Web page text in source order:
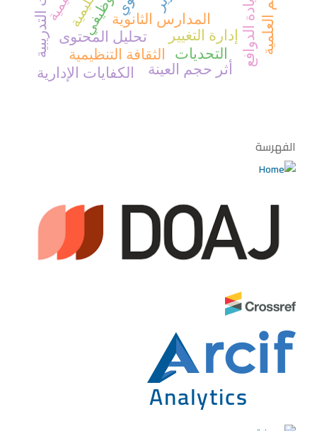
إدارة التغيير
المدارس الثانوية زيادة الدوافعالقيم العلمية تحليل المحتوى
الثقافة التنظيمية
أثر حجم العينة الكفايات الإدارية
التحديات
الفهرسة